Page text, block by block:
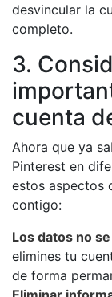
desvincular la
completo.
3.
cuenta
Ahora que ya
Pinterest en
estos aspectos
contigo:
Los datos no
elimines tu
de forma